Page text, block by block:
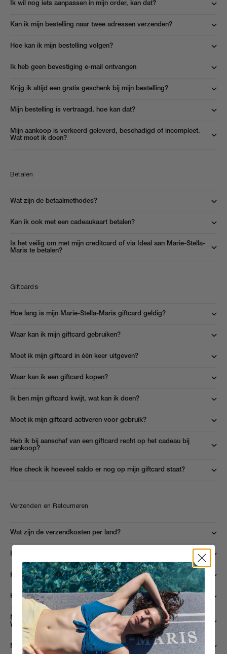
Ik wil nog iets aanpassen in mijn order, kan dat?
Kan ik mijn bestelling naar twee adressen verzenden?
Hoe kan ik mijn bestelling volgen?
Ik heb geen bevestiging e-mail ontvangen
Krijg ik altijd een gratis geschenk bij mijn bestelling?
Mijn bestelling is vertraagd, hoe kan dat?
Mijn aankoop is verkeerd geleverd, beschadigd of incompleet.
Wat moet ik doen?
Betalen
Wat zijn de betaalmethodes?
Kan ik ook met een cadeaukaart betalen?
Is het veilig om met mijn creditcard of via Ideal aan Marie-Stella-
Maris te betalen?
Giftcards
Hoe lang is mijn Marie-Stella-Maris giftcard geldig?
Waar kan ik mijn giftcard gebruiken?
Moet ik mijn giftcard in één keer uitgeven?
Waar kan ik een giftcard kopen?
Ik ben mijn giftcard kwijt, wat kan ik doen?
Moet ik mijn giftcard activeren voor gebruik?
Heb ik bij aanschaf van een giftcard recht op het cadeau bij
aankoop?
Hoe check ik hoeveel saldo er nog op mijn giftcard staat?
Verzenden en Retourneren
Wat zijn de verzendkosten per land?
Hoe lang duurt het voordat ik mijn order ontvang?
Kan ik mijn aankoop ruilen of retourneren?
Hoe lang duurt het voordat mijn geld wordt teruggestort?
Mijn aankoop is verkeerd, beschadigd of incompleet geleverd.
Wat moet ik doen?
Mijn bestelling is vertraagd, hoe kan dat?